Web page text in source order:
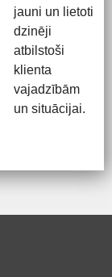
jauni un lietoti
dzinēji
atbilstoši
klienta
vajadzībām
un situācijai.